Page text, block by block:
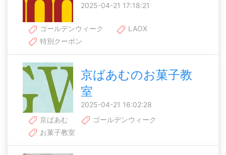
2025-04-21 17:18:21
ゴールデンウィーク
LAOX
特別クーポン
京ばあむのお菓子教
室
2025-04-21 16:02:28
京ばあむ
ゴールデンウィーク
お菓子教室